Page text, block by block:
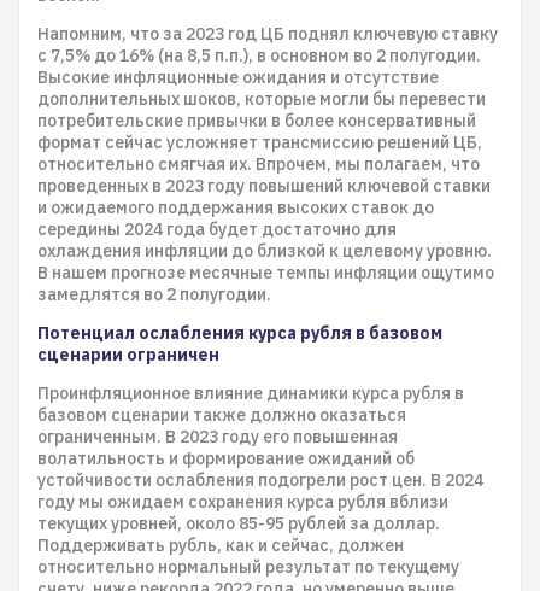
Напомним, что за 2023 год ЦБ поднял ключевую ставку
с 7,5% до 16% (на 8,5 п.п.), в основном во 2 полугодии.
Высокие инфляционные ожидания и отсутствие
дополнительных шоков, которые могли бы перевести
потребительские привычки в более консервативный
формат сейчас усложняет трансмиссию решений ЦБ,
относительно смягчая их. Впрочем, мы полагаем, что
проведенных в 2023 году повышений ключевой ставки
и ожидаемого поддержания высоких ставок до
середины 2024 года будет достаточно для
охлаждения инфляции до близкой к целевому уровню.
В нашем прогнозе месячные темпы инфляции ощутимо
замедлятся во 2 полугодии.
​​​​​​​​​​​​​​Потенциал ослабления курса рубля в базовом
сценарии ограничен
Проинфляционное влияние динамики курса рубля в
базовом сценарии также должно оказаться
ограниченным. В 2023 году его повышенная
волатильность и формирование ожиданий об
устойчивости ослабления подогрели рост цен. В 2024
году мы ожидаем сохранения курса рубля вблизи
текущих уровней, около 85-95 рублей за доллар.
Поддерживать рубль, как и сейчас, должен
относительно нормальный результат по текущему